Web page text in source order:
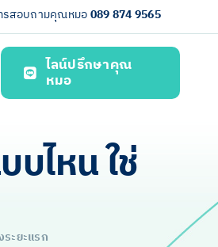
รสอบถามคุณหมอ089 874 9565
ไลน์ปรึกษาคุณ
หมอ
ไหน ใช่
ะยะแรก